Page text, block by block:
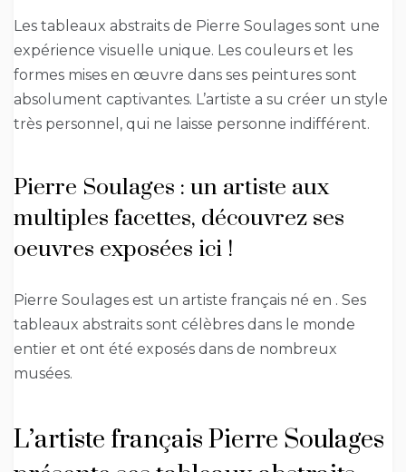
Les tableaux abstraits de Pierre Soulages sont une
expérience visuelle unique. Les couleurs et les
formes mises en œuvre dans ses peintures sont
absolument captivantes. L’artiste a su créer un style
très personnel, qui ne laisse personne indifférent.
Pierre Soulages : un artiste aux
multiples facettes, découvrez ses
oeuvres exposées ici !
Pierre Soulages est un artiste français né en . Ses
tableaux abstraits sont célèbres dans le monde
entier et ont été exposés dans de nombreux
musées.
L’artiste français Pierre Soulages